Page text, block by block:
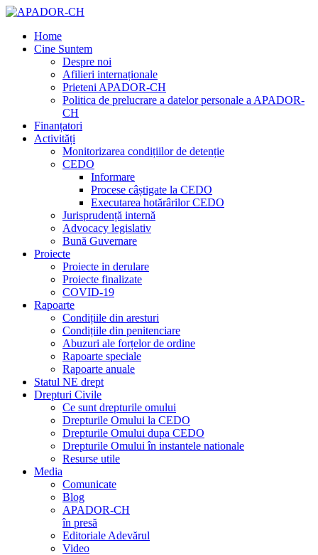
Home
Cine Suntem
Despre noi
Afilieri internaționale
Prieteni APADOR-CH
Politica de prelucrare a datelor personale a APADOR-
CH
Finanțatori
Activități
Monitorizarea condițiilor de detenție
CEDO
Informare
Procese câștigate la CEDO
Executarea hotărârilor CEDO
Jurisprudență internă
Advocacy legislativ
Bună Guvernare
Proiecte
Proiecte in derulare
Proiecte finalizate
COVID-19
Rapoarte
Condițiile din aresturi
Condițiile din penitenciare
Abuzuri ale forțelor de ordine
Rapoarte speciale
Rapoarte anuale
Statul NE drept
Drepturi Civile
Ce sunt drepturile omului
Drepturile Omului la CEDO
Drepturile Omului dupa CEDO
Drepturile Omului în instantele nationale
Resurse utile
Media
Comunicate
Blog
APADOR-CH
în presă
Editoriale Adevărul
Video